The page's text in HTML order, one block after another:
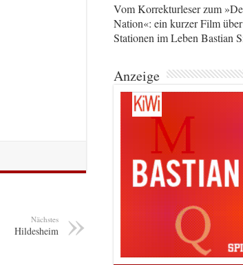
Nächstes
Hildesheim
Vom Korrekturleser zum
Nation«: ein kurzer Film
Stationen im Leben Bastian
Anzeige